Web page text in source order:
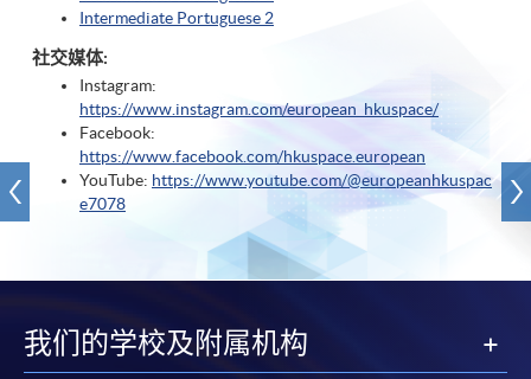
Intermediate Portuguese 2
社交媒体:
Instagram:
https://www.instagram.com/european_hkuspace/
Facebook:
https://www.facebook.com/hkuspace.european
YouTube: https://www.youtube.com/@europeanhkuspac
e7078
我们的学校及附属机构